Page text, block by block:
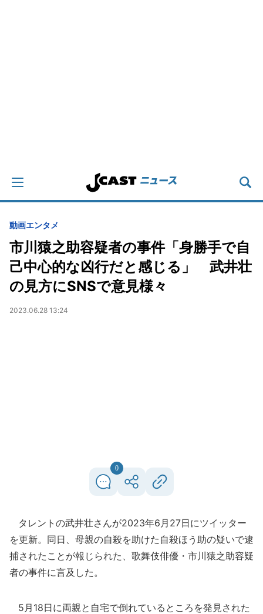
動画エンタメ
市川猿之助容疑者の事件「身勝手で自
己中心的な凶行だと感じる」 武井壮
の見方にSNSで意見様々
2023.06.28 13:24
0
タレントの武井壮さんが2023年6月27日にツイッター
を更新。同日、母親の自殺を助けた自殺ほう助の疑いで逮
捕されたことが報じられた、歌舞伎俳優・市川猿之助容疑
者の事件に言及した。
5月18日に両親と自宅で倒れているところを発見された